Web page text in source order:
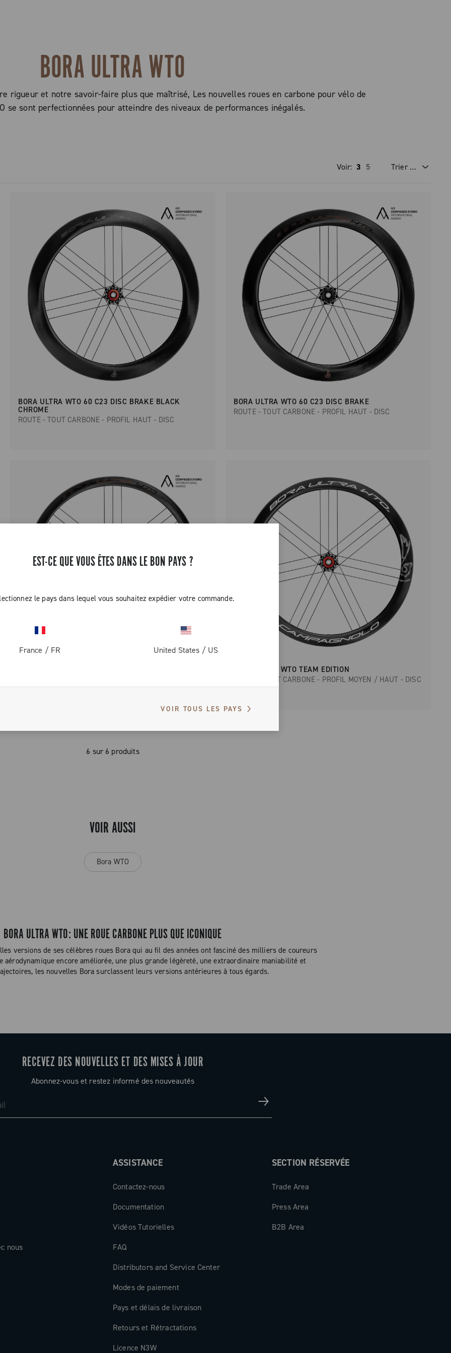
EST-CE QUE VOUS ÊTES DANS LE BON PAYS ?
le pays dans lequel vous souhaitez expédier votre commande.
France / FR United States / US
VOIR TOUS LES PAYS
BORA ULTRA WTO
rigueur et notre savoir-faire plus que maîtrisé, Les nouvelles roues en carbone pour vélo de
se sont perfectionnées pour atteindre des niveaux de performances inégalés.
Voir: 3 5
Trier par
prix croissant
BORA ULTRA WTO 60 C23 DISC BRAKE BLACK
CHROME
ROUTE - TOUT CARBONE - PROFIL HAUT - DISC
BORA ULTRA WTO 60 C23 DISC BRAKE
ROUTE - TOUT CARBONE - PROFIL HAUT - DISC
BORA ULTRA WTO TEAM EDITION
ROUTE - TOUT CARBONE - PROFIL MOYEN / HAUT - DISC
6 sur 6 produits
VOIR AUSSI
Bora WTO
BORA ULTRA WTO: UNE ROUE CARBONE PLUS QUE ICONIQUE
versions de ses célèbres roues Bora qui au fil des années ont fasciné des milliers de coureurs
aérodynamique encore améliorée, une plus grande légèreté, une extraordinaire maniabilité et
les nouvelles Bora surclassent leurs versions antérieures à tous égards.
RECEVEZ DES NOUVELLES ET DES MISES À JOUR
Abonnez-vous et restez informé des nouveautés
nous
ASSISTANCE
Contactez-nous
Documentation
Vidéos Tutorielles
FAQ
Distributors and Service Center
Modes de paiement
Pays et délais de livraison
Retours et Rétractations
Licence N3W
SECTION RÉSERVÉE
Trade Area
Press Area
B2B Area